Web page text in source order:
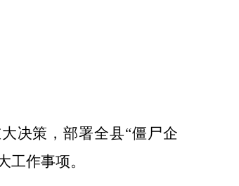
决策，部署全县“僵尸企
工作事项。